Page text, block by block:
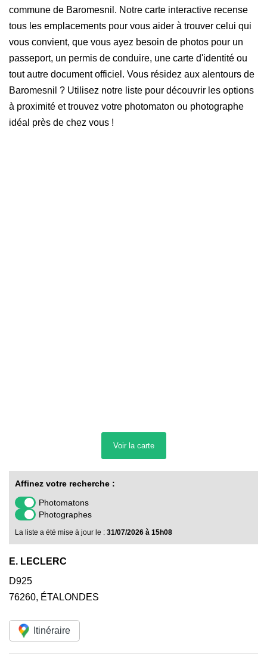
commune de Baromesnil. Notre carte interactive recense
tous les emplacements pour vous aider à trouver celui qui
vous convient, que vous ayez besoin de photos pour un
passeport, un permis de conduire, une carte d'identité ou
tout autre document officiel. Vous résidez aux alentours de
Baromesnil ? Utilisez notre liste pour découvrir les options
à proximité et trouvez votre photomaton ou photographe
idéal près de chez vous !
Voir la carte
Affinez votre recherche :
Photomatons
Photographes
La liste a été mise à jour le : 31/07/2026 à 15h08
E. LECLERC
D925
76260, ÉTALONDES
Itinéraire